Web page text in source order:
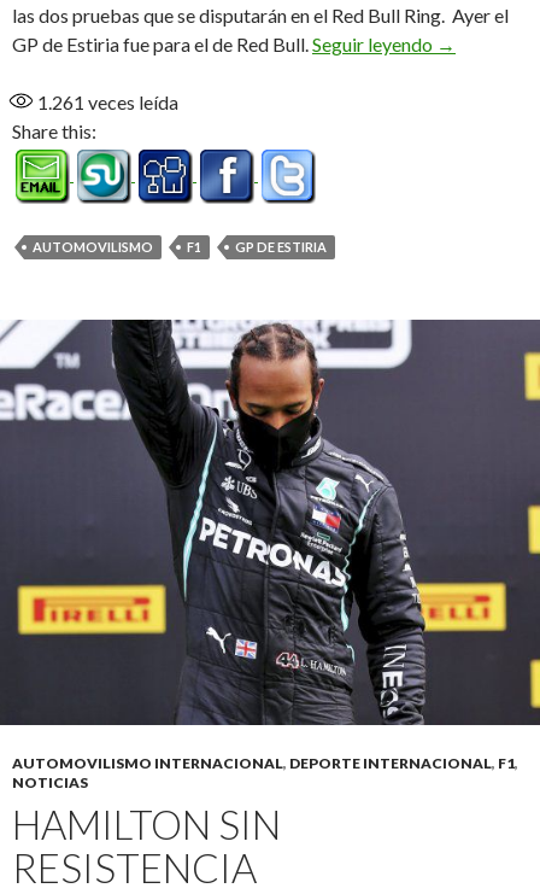
las dos pruebas que se disputarán en el Red Bull Ring. Ayer el
GP de Estiria fue para el de Red Bull.Seguir leyendo Verstappen
→
1.261 veces leída
Share this:
AUTOMOVILISMO F1 GP DE ESTIRIA
AUTOMOVILISMO INTERNACIONAL, DEPORTE INTERNACIONAL, F1,
NOTICIAS
HAMILTON SIN
RESISTENCIA